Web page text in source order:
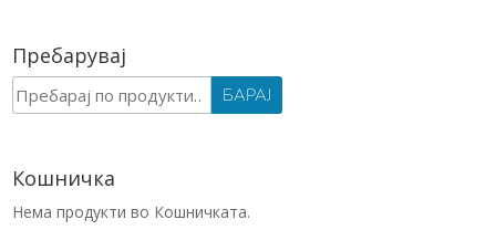
Пребарувај
Барај
за:
БАРАЈ
Кошничка
Нема продукти во Кошничката.